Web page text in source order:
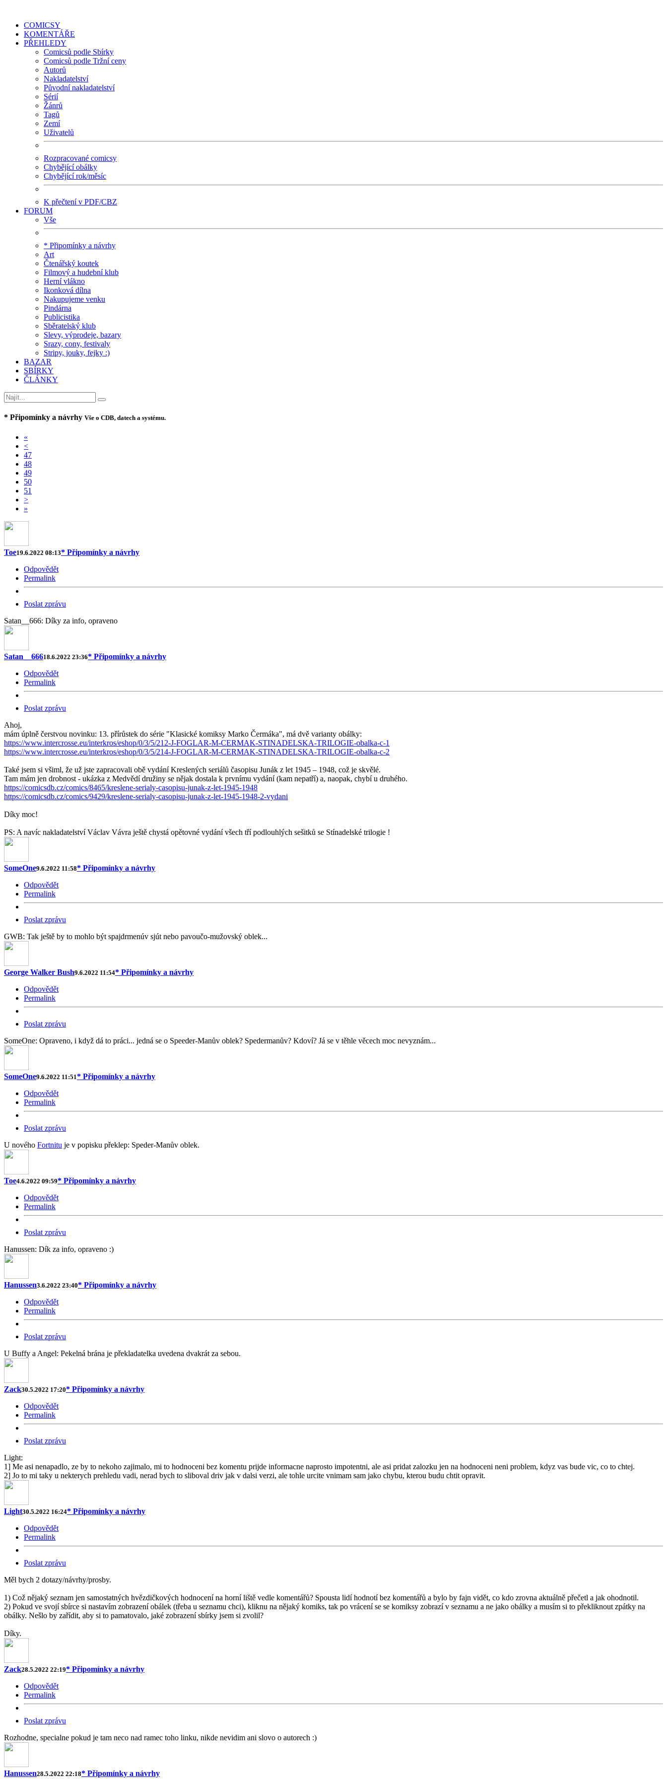
COMICSY
KOMENTÁŘE
PŘEHLEDY
Comicsů podle Sbírky
Comicsů podle Tržní ceny
Autorů
Nakladatelství
Původní nakladatelství
Sérií
Žánrů
Tagů
Zemí
Uživatelů
Rozpracované comicsy
Chybějící obálky
Chybějící rok/měsíc
K přečtení v PDF/CBZ
FORUM
Vše
* Připomínky a návrhy
Art
Čtenářský koutek
Filmový a hudební klub
Herní vlákno
Ikonková dílna
Nakupujeme venku
Pindárna
Publicistika
Sběratelský klub
Slevy, výprodeje, bazary
Srazy, cony, festivaly
Stripy, jouky, fejky :)
BAZAR
SBÍRKY
ČLÁNKY
* Připomínky a návrhy Vše o CDB, datech a systému.
«
<
47
48
49
50
51
>
»
Toe19.6.2022 08:13* Připomínky a návrhy
Odpovědět
Permalink
Poslat zprávu
Satan__666: Díky za info, opraveno
Satan__66618.6.2022 23:36* Připomínky a návrhy
Odpovědět
Permalink
Poslat zprávu
Ahoj,
mám úplně čerstvou novinku: 13. přírůstek do série "Klasické komiksy Marko Čermáka", má dvě varianty obálky:
https://www.intercrosse.eu/interkros/eshop/0/3/5/212-J-FOGLAR-M-CERMAK-STINADELSKA-TRILOGIE-obalka-c-1
https://www.intercrosse.eu/interkros/eshop/0/3/5/214-J-FOGLAR-M-CERMAK-STINADELSKA-TRILOGIE-obalka-c-2
Také jsem si všiml, že už jste zapracovali obě vydání Kreslených seriálů časopisu Junák z let 1945 – 1948, což je skvělé.
Tam mám jen drobnost - ukázka z Medvědí družiny se nějak dostala k prvnímu vydání (kam nepatří) a, naopak, chybí u druhého.
https://comicsdb.cz/comics/8465/kreslene-serialy-casopisu-junak-z-let-1945-1948
https://comicsdb.cz/comics/9429/kreslene-serialy-casopisu-junak-z-let-1945-1948-2-vydani
Díky moc!
PS: A navíc nakladatelství Václav Vávra ještě chystá opětovné vydání všech tří podlouhlých sešitků se Stínadelské trilogie !
SomeOne9.6.2022 11:58* Připomínky a návrhy
Odpovědět
Permalink
Poslat zprávu
GWB: Tak ještě by to mohlo být spajdrmenúv sjút nebo pavoučo-mužovský oblek...
George Walker Bush9.6.2022 11:54* Připomínky a návrhy
Odpovědět
Permalink
Poslat zprávu
SomeOne: Opraveno, i když dá to práci... jedná se o Speeder-Manův oblek? Spedermanův? Kdoví? Já se v těhle věcech moc nevyznám...
SomeOne9.6.2022 11:51* Připomínky a návrhy
Odpovědět
Permalink
Poslat zprávu
U nového Fortnitu je v popisku překlep: Speder-Manův oblek.
Toe4.6.2022 09:59* Připomínky a návrhy
Odpovědět
Permalink
Poslat zprávu
Hanussen: Dík za info, opraveno :)
Hanussen3.6.2022 23:40* Připomínky a návrhy
Odpovědět
Permalink
Poslat zprávu
U Buffy a Angel: Pekelná brána je překladatelka uvedena dvakrát za sebou.
Zack30.5.2022 17:20* Připomínky a návrhy
Odpovědět
Permalink
Poslat zprávu
Light:
1] Me asi nenapadlo, ze by to nekoho zajimalo, mi to hodnoceni bez komentu prijde informacne naprosto impotentni, ale asi pridat zalozku jen na hodnoceni neni problem, kdyz vas bude vic, co to chtej.
2] Jo to mi taky u nekterych prehledu vadi, nerad bych to sliboval driv jak v dalsi verzi, ale tohle urcite vnimam sam jako chybu, kterou budu chtit opravit.
Light30.5.2022 16:24* Připomínky a návrhy
Odpovědět
Permalink
Poslat zprávu
Měl bych 2 dotazy/návrhy/prosby.
1) Což nějaký seznam jen samostatných hvězdičkových hodnocení na horní liště vedle komentářů? Spousta lidí hodnotí bez komentářů a bylo by fajn vidět, co kdo zrovna aktuálně přečetl a jak ohodnotil.
2) Pokud ve svojí sbírce si nastavím zobrazení obálek (třeba u seznamu chci), kliknu na nějaký komiks, tak po vrácení se se komiksy zobrazí v seznamu a ne jako obálky a musím si to překliknout zpátky na
obálky. Nešlo by zařídit, aby si to pamatovalo, jaké zobrazení sbírky jsem si zvolil?
Díky.
Zack28.5.2022 22:19* Připomínky a návrhy
Odpovědět
Permalink
Poslat zprávu
Rozhodne, specialne pokud je tam neco nad ramec toho linku, nikde nevidim ani slovo o autorech :)
Hanussen28.5.2022 22:18* Připomínky a návrhy